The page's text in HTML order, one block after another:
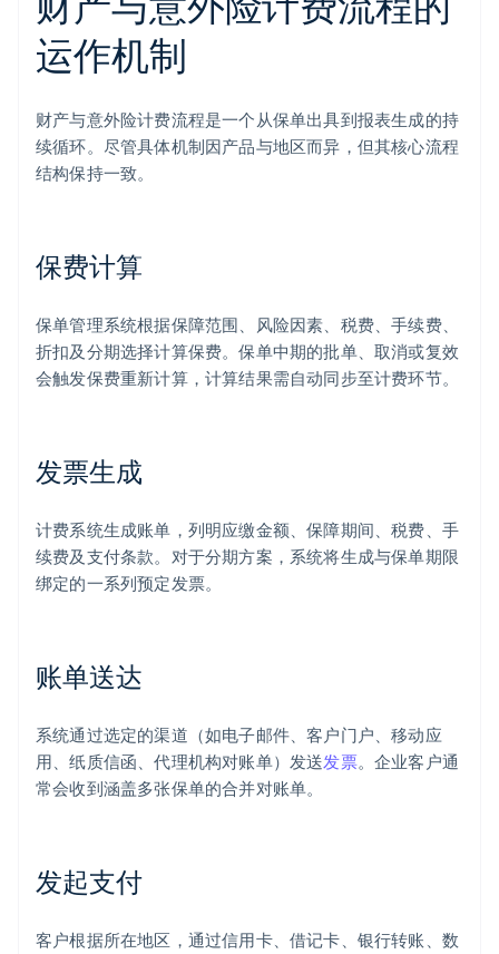
运作机制
财产与意外险计费流程是一个从保单出具到报表生成的持
续循环。尽管具体机制因产品与地区而异，但其核心流程
结构保持一致。
保费计算
保单管理系统根据保障范围、风险因素、税费、手续费、
折扣及分期选择计算保费。保单中期的批单、取消或复效
会触发保费重新计算，计算结果需自动同步至计费环节。
发票生成
计费系统生成账单，列明应缴金额、保障期间、税费、手
续费及支付条款。对于分期方案，系统将生成与保单期限
绑定的一系列预定发票。
账单送达
系统通过选定的渠道（如电子邮件、客户门户、移动应
用、纸质信函、代理机构对账单）发送发票。企业客户通
常会收到涵盖多张保单的合并对账单。
发起支付
客户根据所在地区，通过信用卡、借记卡、银行转账、数